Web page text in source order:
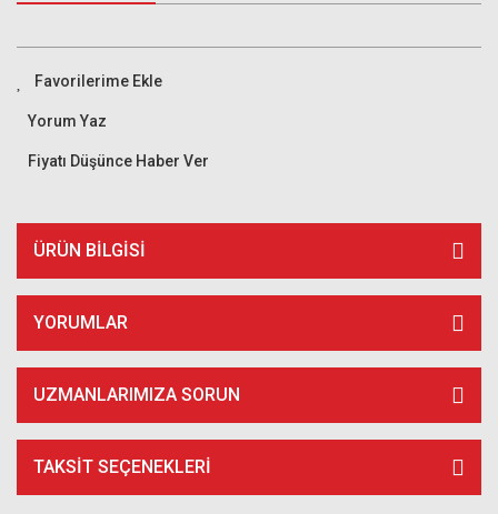
Yorum Yaz
Fiyatı Düşünce Haber Ver
ÜRÜN BILGISI
YORUMLAR
UZMANLARIMIZA SORUN
TAKSIT SEÇENEKLERI